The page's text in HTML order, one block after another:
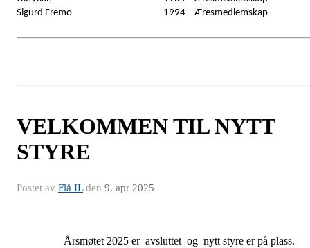
Sigurd Fremo
1994 Æresmedlemskap
VELKOMMEN TIL NYTT
STYRE
Postet av Flå ILden 9. apr 2025
Årsmøtet 2025 er avsluttet og nytt styre er på plass.